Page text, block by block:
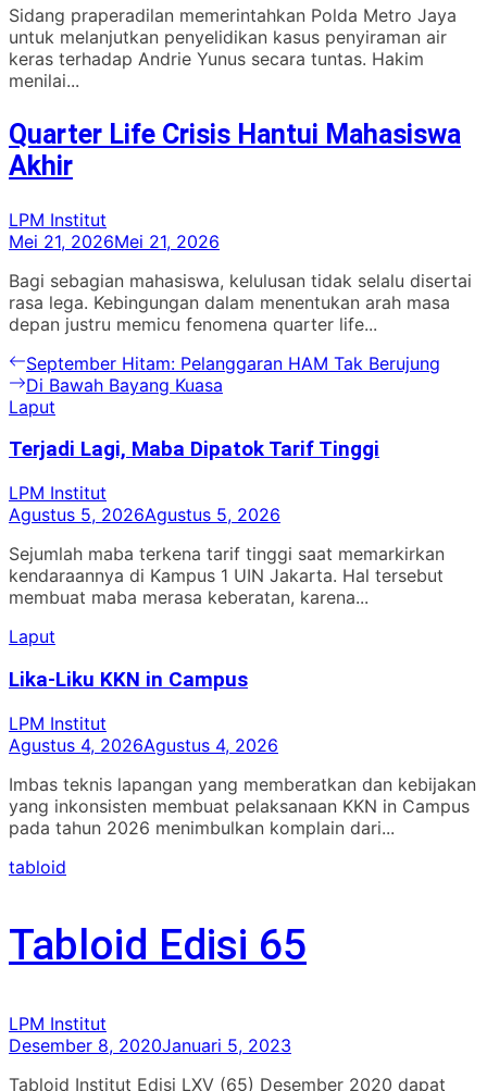
Sidang praperadilan memerintahkan Polda Metro Jaya
untuk melanjutkan penyelidikan kasus penyiraman air
keras terhadap Andrie Yunus secara tuntas. Hakim
menilai...
Quarter Life Crisis Hantui Mahasiswa
Akhir
LPM Institut
Mei 21, 2026Mei 21, 2026
Bagi sebagian mahasiswa, kelulusan tidak selalu disertai
rasa lega. Kebingungan dalam menentukan arah masa
depan justru memicu fenomena quarter life...
Navigasi
pos
Previous
post:
September Hitam: Pelanggaran HAM Tak Berujung
Next
post:
Di Bawah Bayang Kuasa
Laput
Terjadi Lagi, Maba Dipatok Tarif Tinggi
LPM Institut
Agustus 5, 2026Agustus 5, 2026
Sejumlah maba terkena tarif tinggi saat memarkirkan
kendaraannya di Kampus 1 UIN Jakarta. Hal tersebut
membuat maba merasa keberatan, karena...
Laput
Lika-Liku KKN in Campus
LPM Institut
Agustus 4, 2026Agustus 4, 2026
Imbas teknis lapangan yang memberatkan dan kebijakan
yang inkonsisten membuat pelaksanaan KKN in Campus
pada tahun 2026 menimbulkan komplain dari...
tabloid
Tabloid Edisi 65
LPM Institut
Desember 8, 2020Januari 5, 2023
Tabloid Institut Edisi LXV (65) Desember 2020 dapat